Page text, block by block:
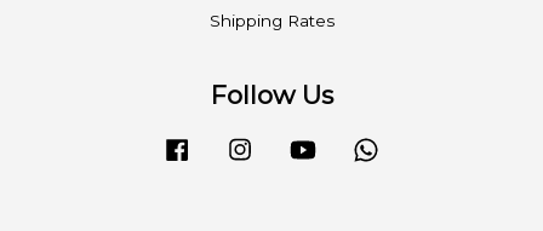
Shipping Rates
Follow Us
FacebookInstagramYouTube